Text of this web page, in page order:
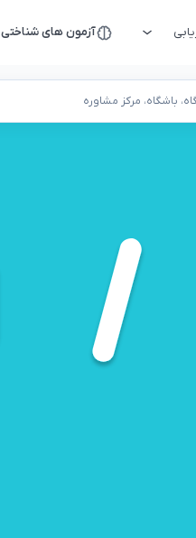
آزمون های شناختی
باشگاه، مرکز مشاوره